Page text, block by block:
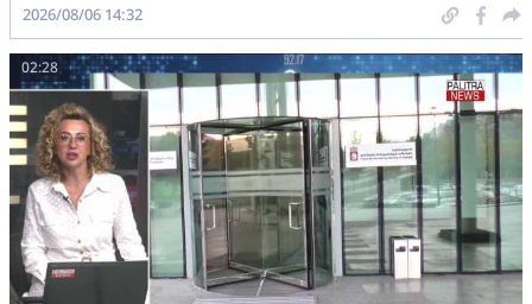
2026/08/06 14:32
02:28